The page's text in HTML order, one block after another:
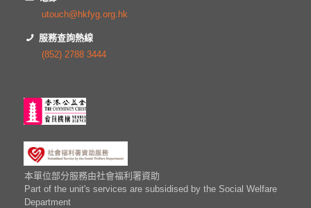
utouch@hkfyg.org.hk
服務查詢熱線
(852) 2788 3444
本單位部分服務由社會福利署資助
Part of the unit's services are subsidised by the Social Welfare
Department